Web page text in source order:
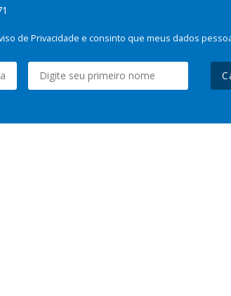
de Privacidade e consinto que meus dados